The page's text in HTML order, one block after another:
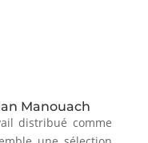
Manouach
distribué comme